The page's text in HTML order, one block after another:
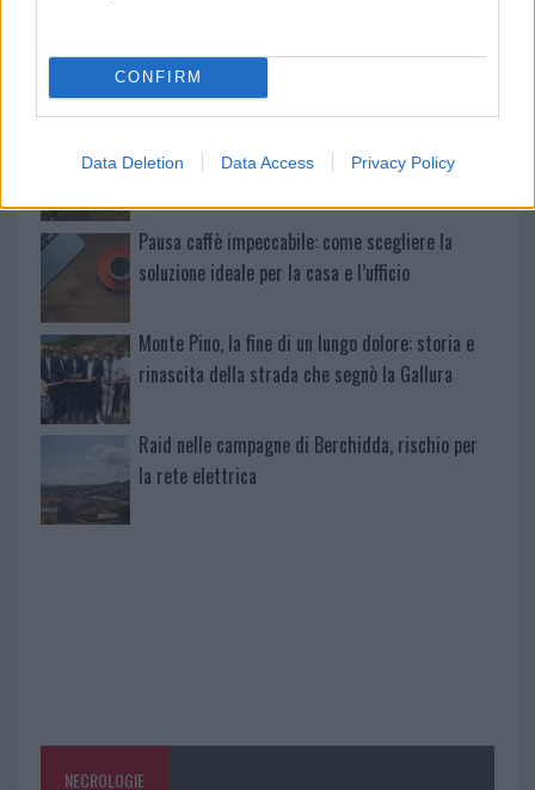
CONFIRM
Data Deletion Data Access Privacy Policy
accoglienza minori chiude
esplode la protesta
Pausa caffè impeccabile: come scegliere la
soluzione ideale per la casa e l’ufficio
Monte Pino, la fine di un lungo dolore: storia e
rinascita della strada che segnò la Gallura
Raid nelle campagne di Berchidda, rischio per
la rete elettrica
NECROLOGIE